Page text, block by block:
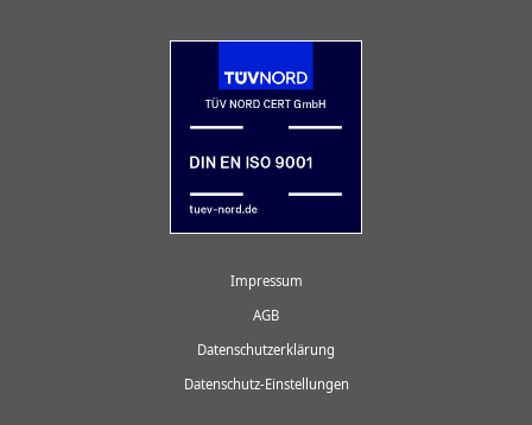
Impressum
AGB
Datenschutzerklärung
Datenschutz-Einstellungen